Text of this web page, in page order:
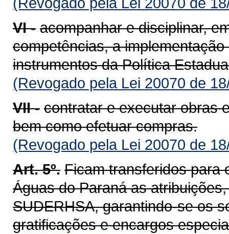
VI - acompanhar e disciplinar,
competências, a
instrumentos da Política
(Revogado pela Lei 20070 de
VII - contratar e executar obras
bem como efetuar compras.
(Revogado pela Lei 20070 de
Art. 5º. Ficam transferidos para
Águas do Paraná as
SUDERHSA, garantindo-se os
gratificações e encargos